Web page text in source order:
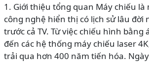
Giới
Di
Động
1. Giới thiệu tổng quan Máy chiếu
công nghệ hiển thị có lịch sử lâu đời
trước cả TV. Từ việc chiếu hình bằng
đến các hệ thống máy chiếu laser
trải qua hơn 400 năm tiến hóa.